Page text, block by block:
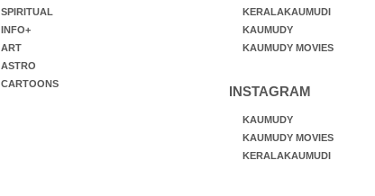
SPIRITUAL
INFO+
ART
ASTRO
CARTOONS
KERALAKAUMUDI
KAUMUDY
KAUMUDY MOVIES
INSTAGRAM
KAUMUDY
KAUMUDY MOVIES
KERALAKAUMUDI